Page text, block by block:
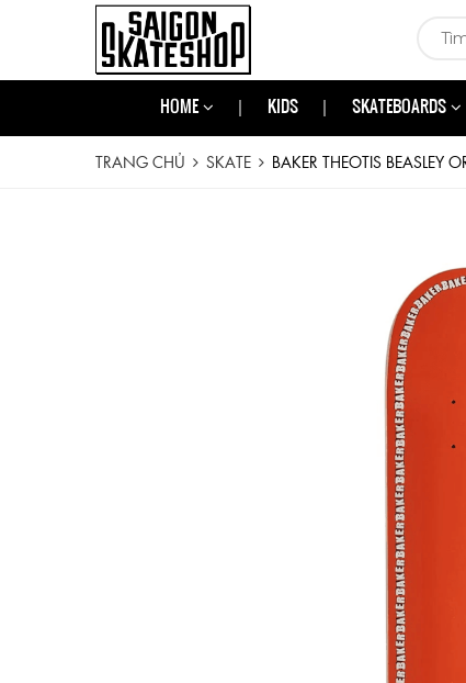
HOME KIDS SKATEBOARDS
TRANG CHỦ SKATE BAKER THEOTIS BEASLEY